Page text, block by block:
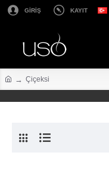
GİRİŞ KAYIT
Çiçeksi